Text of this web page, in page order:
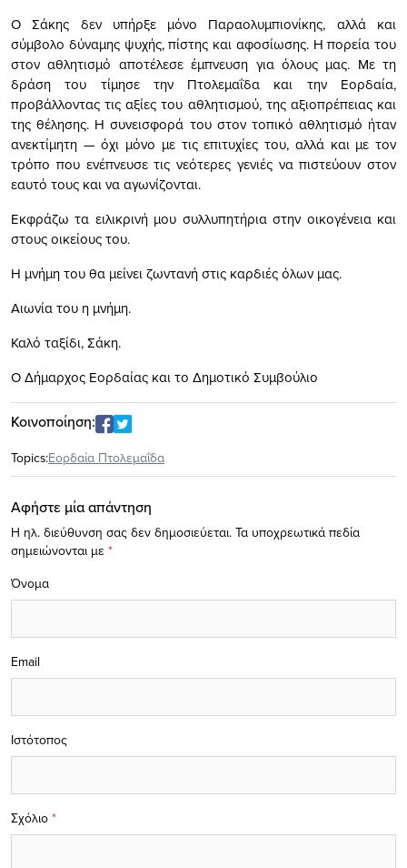
Ο Σάκης δεν υπήρξε μόνο Παραολυμπιονίκης, αλλά και
σύμβολο δύναμης ψυχής, πίστης και αφοσίωσης. Η πορεία του
στον αθλητισμό αποτέλεσε έμπνευση για όλους μας. Με τη
δράση του τίμησε την Πτολεμαΐδα και την Εορδαία,
προβάλλοντας τις αξίες του αθλητισμού, της αξιοπρέπειας και
της θέλησης. Η συνεισφορά του στον τοπικό αθλητισμό ήταν
ανεκτίμητη — όχι μόνο με τις επιτυχίες του, αλλά και με τον
τρόπο που ενέπνευσε τις νεότερες γενιές να πιστεύουν στον
εαυτό τους και να αγωνίζονται.
Εκφράζω τα ειλικρινή μου συλλυπητήρια στην οικογένεια και
στους οικείους του.
Η μνήμη του θα μείνει ζωντανή στις καρδιές όλων μας.
Αιωνία του η μνήμη.
Καλό ταξίδι, Σάκη.
Ο Δήμαρχος Εορδαίας και το Δημοτικό Συμβούλιο
Κοινοποίηση:
Topics:Εορδαία Πτολεμαΐδα
Αφήστε μία απάντηση
Η ηλ. διεύθυνση σας δεν δημοσιεύεται. Τα υποχρεωτικά πεδία
σημειώνονται με *
Σχόλιο *
Όνομα
Email
Ιστότοπος